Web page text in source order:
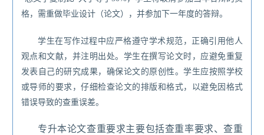
格，需重做毕业设计（论文），并参加下一年度的答辩。
学生在写作过程中应严格遵守学术规范，正确引用他人
观点和文献，并注明出处。 学生在撰写论文时，应避免重复
发表自己的研究成果，确保论文的原创性。学生应按照学校
或导师的要求，仔细检查论文的排版和格式，以避免因格式
错误导致的查重误差。
专升本论文查重要求主要包括查重率要求、查重